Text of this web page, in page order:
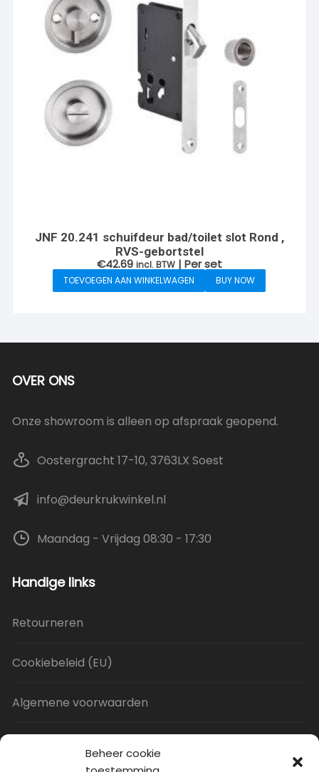
Beheer cookie
JNF 20.241 schuifdeur bad/toilet slot Rond ,
RVS-gebortstel
€42.69 incl. BTW | Per set
TOEVOEGEN AAN WINKELWAGEN BUY NOW
OVER ONS
Onze showroom is alleen op afspraak geopend.
Oostergracht 17-10, 3763LX Soest
info@deurkrukwinkel.nl
Maandag - Vrijdag 08:30 - 17:30
Handige links
Retourneren
Cookiebeleid (EU)
Algemene voorwaarden